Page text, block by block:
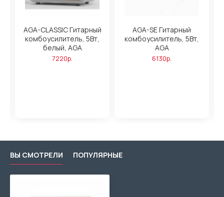
AGA-CLASSIC Гитарный
комбоусилитель, 5Вт,
белый, AGA
7220р.
AGA-SE Гитарный
комбоусилитель, 5Вт,
AGA
6130р.
ВЫ СМОТРЕЛИ ПОПУЛЯРНЫЕ